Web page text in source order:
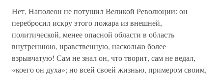
Нет, Наполеон не потушил Великой Революции: он
перебросил искру этого пожара из внешней,
политической, менее опасной области в область
внутреннюю, нравственную, насколько более
взрывчатую! Сам не знал он, что творит, сам не ведал,
«коего он духа»; но всей своей жизнью, примером своим,